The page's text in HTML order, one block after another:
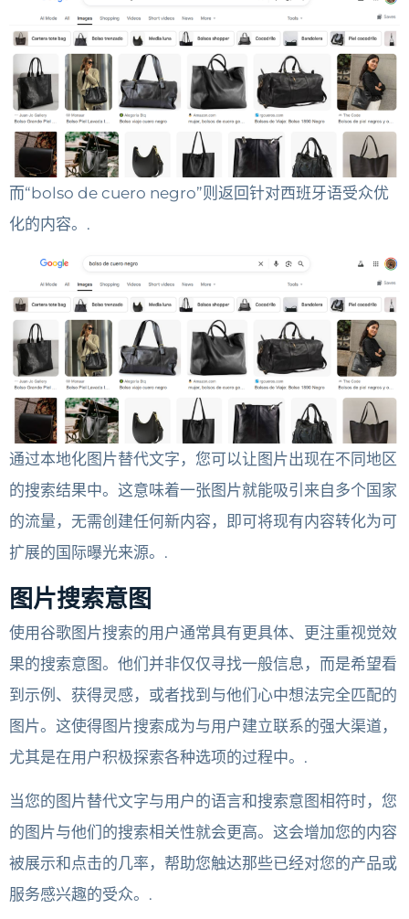
而“bolso de cuero negro”则返回针对西班牙语受众优
化的内容。.
通过本地化图片替代文字，您可以让图片出现在不同地区
的搜索结果中。这意味着一张图片就能吸引来自多个国家
的流量，无需创建任何新内容，即可将现有内容转化为可
扩展的国际曝光来源。.
图片搜索意图
使用谷歌图片搜索的用户通常具有更具体、更注重视觉效
果的搜索意图。他们并非仅仅寻找一般信息，而是希望看
到示例、获得灵感，或者找到与他们心中想法完全匹配的
图片。这使得图片搜索成为与用户建立联系的强大渠道，
尤其是在用户积极探索各种选项的过程中。.
当您的图片替代文字与用户的语言和搜索意图相符时，您
的图片与他们的搜索相关性就会更高。这会增加您的内容
被展示和点击的几率，帮助您触达那些已经对您的产品或
服务感兴趣的受众。.